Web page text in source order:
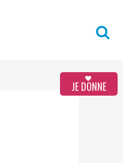
JE DONNE